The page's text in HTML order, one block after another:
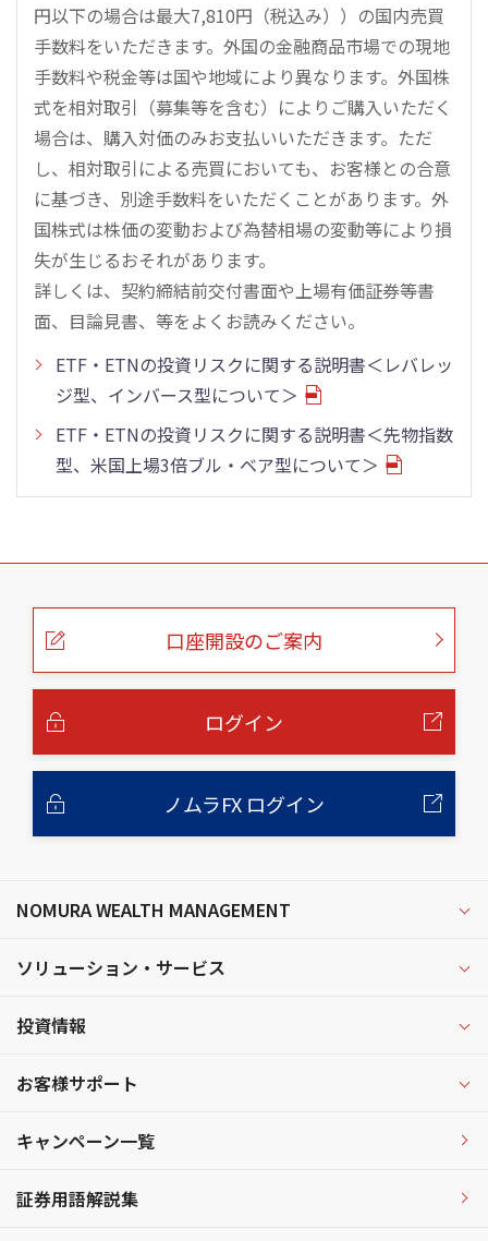
円以下の場合は最大7,810円（税込み））の国内売買
手数料をいただきます。外国の金融商品市場での現地
手数料や税金等は国や地域により異なります。外国株
式を相対取引（募集等を含む）によりご購入いただく
場合は、購入対価のみお支払いいただきます。ただ
し、相対取引による売買においても、お客様との合意
に基づき、別途手数料をいただくことがあります。外
国株式は株価の変動および為替相場の変動等により損
失が生じるおそれがあります。
詳しくは、契約締結前交付書面や上場有価証券等書
面、目論見書、等をよくお読みください。
ETF・ETNの投資リスクに関する説明書＜レバレッ
ジ型、インバース型について＞
ETF・ETNの投資リスクに関する説明書＜先物指数
型、米国上場3倍ブル・ベア型について＞
こ
口座開設のご案内
ログイン
ノムラFX ログイン
NOMURA WEALTH MANAGEMENT
ソリューション・サービス
投資情報
お客様サポート
キャンペーン一覧
証券用語解説集